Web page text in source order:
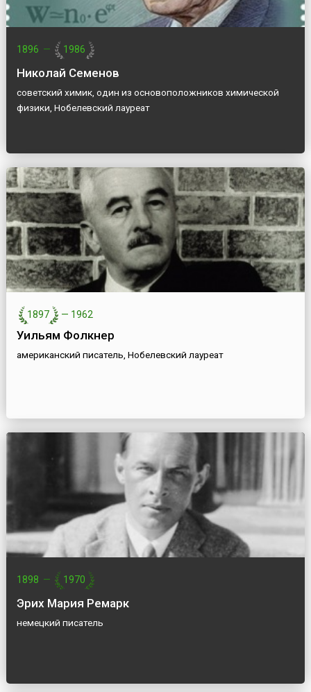
1896 — 1986
Николай Семенов
советский химик, один из основоположников химической
физики, Нобелевский лауреат
1897 — 1962
Уильям Фолкнер
американский писатель, Нобелевский лауреат
1898 — 1970
Эрих Мария Ремарк
немецкий писатель